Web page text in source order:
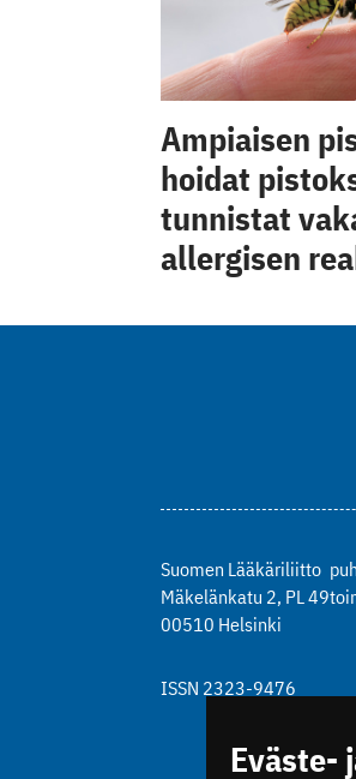
Ampiaisen
hoidat
tunnistat
allergisen
Suomen Lääkäriliitto
Mäkelänkatu 2, PL 49
00510 Helsinki
ISSN 2323-9476
Eväste-